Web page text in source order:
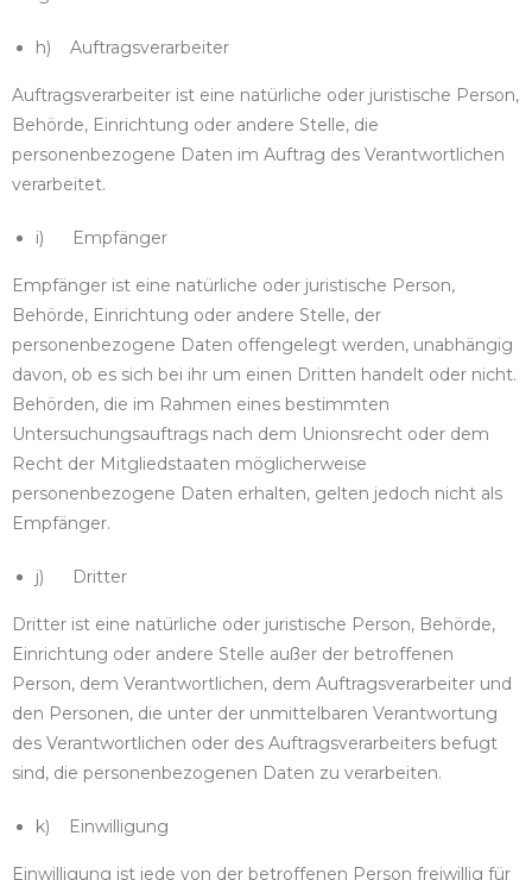
h) Auftragsverarbeiter
Auftragsverarbeiter ist eine natürliche oder juristische Person,
Behörde, Einrichtung oder andere Stelle, die
personenbezogene Daten im Auftrag des Verantwortlichen
verarbeitet.
i) Empfänger
Empfänger ist eine natürliche oder juristische Person,
Behörde, Einrichtung oder andere Stelle, der
personenbezogene Daten offengelegt werden, unabhängig
davon, ob es sich bei ihr um einen Dritten handelt oder nicht.
Behörden, die im Rahmen eines bestimmten
Untersuchungsauftrags nach dem Unionsrecht oder dem
Recht der Mitgliedstaaten möglicherweise
personenbezogene Daten erhalten, gelten jedoch nicht als
Empfänger.
j) Dritter
Dritter ist eine natürliche oder juristische Person, Behörde,
Einrichtung oder andere Stelle außer der betroffenen
Person, dem Verantwortlichen, dem Auftragsverarbeiter und
den Personen, die unter der unmittelbaren Verantwortung
des Verantwortlichen oder des Auftragsverarbeiters befugt
sind, die personenbezogenen Daten zu verarbeiten.
k) Einwilligung
Einwilligung ist jede von der betroffenen Person freiwillig für